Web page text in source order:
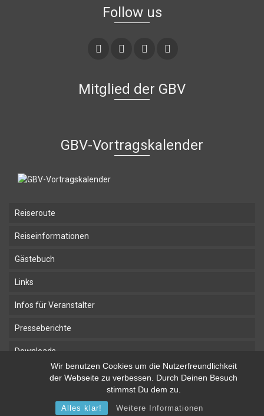
Wir benutzen Cookies um die Nutzerfreundlichkeit
der Webseite zu verbessen. Durch Deinen Besuch
stimmst Du dem zu.
Alles klar! Weitere Informationen
Follow us
Mitglied der GBV
GBV-Vortragskalender
Reiseroute
Reiseinformationen
Gästebuch
Links
Infos für Veranstalter
Presseberichte
Downloads
© 2026 abseitsreisen